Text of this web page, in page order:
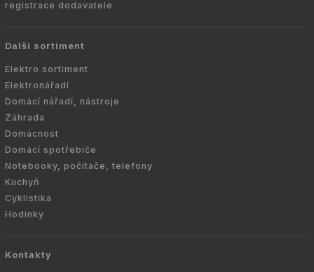
registrace dodavatele
Další sortiment
Elektro sortiment
Elektronářadí
Domácí nářadí, nástroje
Záhrada
Domácnost
Domácí spotřebiče
Notebooky, počítače, telefony
Kuchyň
Cyklistika
Hodinky
Kontakty